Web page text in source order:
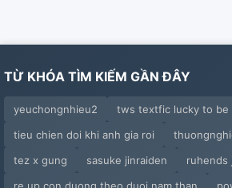
TỪ KHÓA TÌM KIẾM GẦN ĐÂY
yeuchongnhieu2
tws textfic lucky to be
tieu chien doi khi anh gia roi
tez x gung
sasuke jinraiden